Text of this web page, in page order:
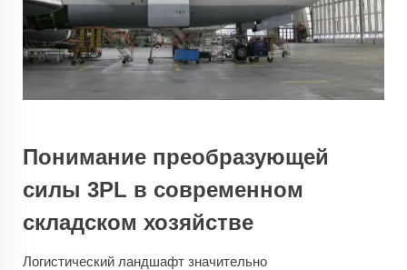
Понимание преобразующей
силы 3PL в современном
складском хозяйстве
Логистический ландшафт значительно